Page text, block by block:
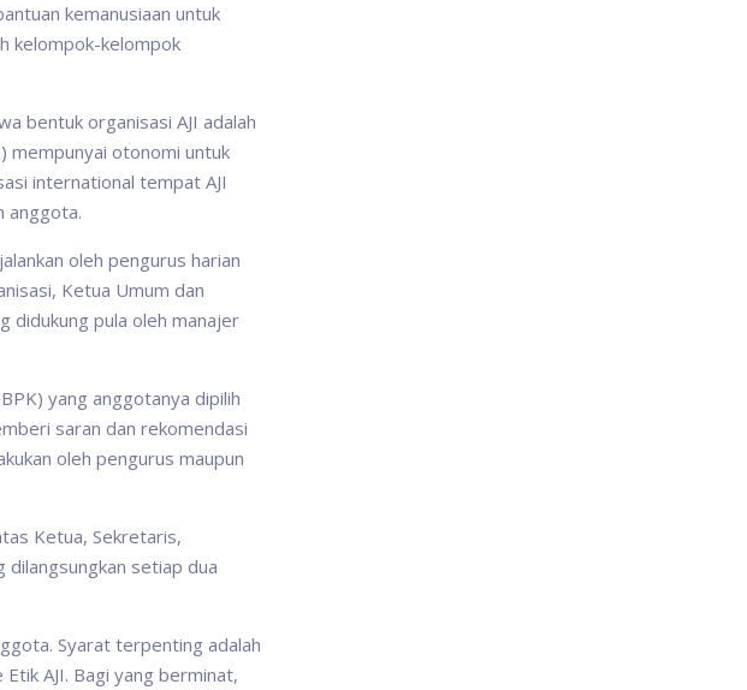
kemanusiaan untuk
kelompok-kelompok
bentuk organisasi AJI adalah
mempunyai otonomi untuk
international tempat AJI
anggota.
oleh pengurus harian
Ketua Umum dan
didukung pula oleh manajer
yang anggotanya dipilih
saran dan rekomendasi
oleh pengurus maupun
Ketua, Sekretaris,
setiap dua
Syarat terpenting adalah
AJI. Bagi yang berminat,